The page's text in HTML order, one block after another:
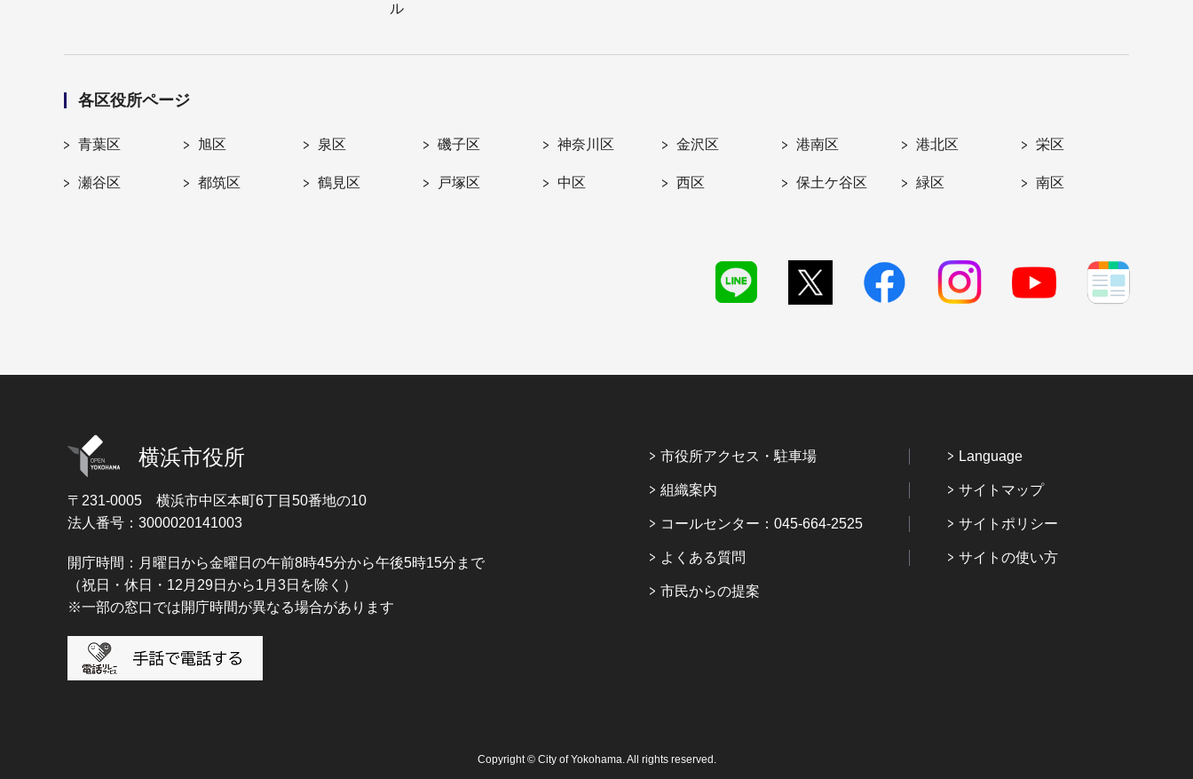
ル
各区役所ページ
青葉区 旭区 泉区 磯子区 神奈川区 金沢区 港南区 港北区 栄区
瀬谷区 都筑区 鶴見区 戸塚区 中区 西区 保土ケ谷区 緑区 南区
横浜市役所
〒231-0005 横浜市中区本町6丁目50番地の10
法人番号：3000020141003
開庁時間：月曜日から金曜日の午前8時45分から午後5時15分まで
（祝日・休日・12月29日から1月3日を除く）
※一部の窓口では開庁時間が異なる場合があります
市役所アクセス・駐車場
組織案内
コールセンター：045-664-2525
よくある質問
市民からの提案
Language
サイトマップ
サイトポリシー
サイトの使い方
Copyright © City of Yokohama. All rights reserved.